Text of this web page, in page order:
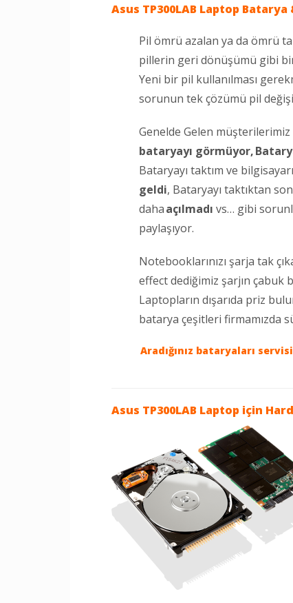
Asus TP300LAB Laptop Batarya
Pil ömrü azalan ya da ömrü
pillerin geri dönüşümü gibi
Yeni bir pil kullanılması
sorunun tek çözümü pil
Genelde Gelen müşterilerimiz
bataryayı görmüyor,
Bataryayı taktım ve
geldi, Bataryayı taktıktan
dahaaçılmadı vs… gibi
paylaşıyor.
Notebooklarınızı şarja tak
effect dediğimiz şarjın çabuk
Laptopların dışarıda priz
batarya çeşitleri firmamızda
Aradığınız bataryaları
Asus TP300LAB Laptop için